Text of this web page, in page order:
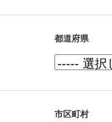
都道府県
市区町村